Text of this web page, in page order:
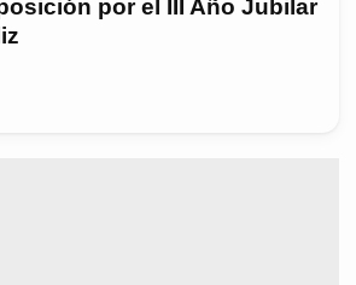
por el III Año Jubilar